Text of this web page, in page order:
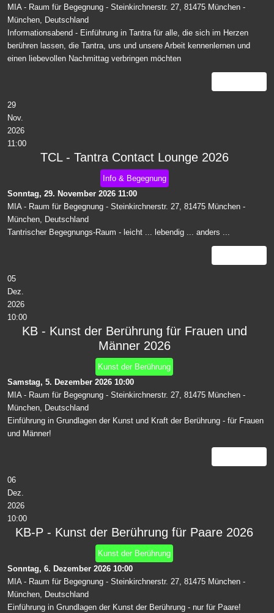
MIA - Raum für Begegnung - Steinkirchnerstr. 27, 81475 München -
München, Deutschland
Informationsabend - Einführung in Tantra für alle, die sich im Herzen
berühren lassen, die Tantra, uns und unsere Arbeit kennenlernen und
einen liebevollen Nachmittag verbringen möchten
29
Nov.
2026
11:00
TCL - Tantra Contact Lounge 2026
Info & Begegnung
Sonntag, 29. November 2026 11:00
MIA - Raum für Begegnung - Steinkirchnerstr. 27, 81475 München -
München, Deutschland
Tantrischer Begegnungs-Raum - leicht ... lebendig ... anders ...
05
Dez.
2026
10:00
KB - Kunst der Berührung für Frauen und
Männer 2026
Kunst der Berührung
Samstag, 5. Dezember 2026 10:00
MIA - Raum für Begegnung - Steinkirchnerstr. 27, 81475 München -
München, Deutschland
Einführung in Grundlagen der Kunst und Kraft der Berührung - für Frauen
und Männer!
06
Dez.
2026
10:00
KB-P - Kunst der Berührung für Paare 2026
Kunst der Berührung
Sonntag, 6. Dezember 2026 10:00
MIA - Raum für Begegnung - Steinkirchnerstr. 27, 81475 München -
München, Deutschland
Einführung in Grundlagen der Kunst der Berührung - nur für Paare!